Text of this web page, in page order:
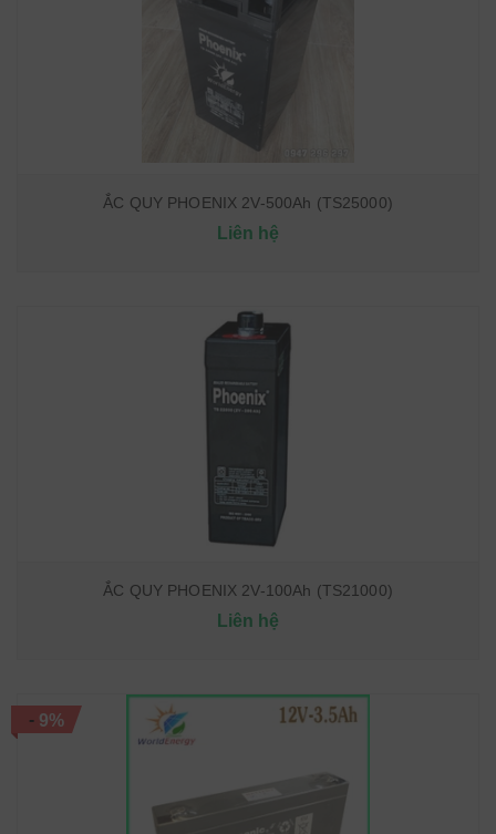
ẮC QUY PHOENIX 2V-500Ah (TS25000)
Liên hệ
ẮC QUY PHOENIX 2V-100Ah (TS21000)
Liên hệ
- 9%